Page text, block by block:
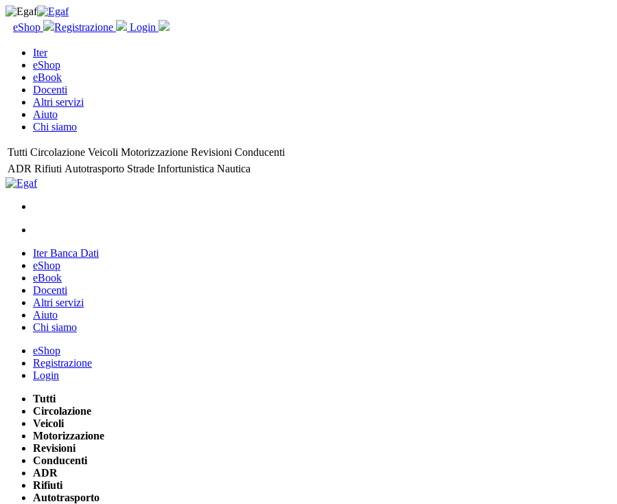
eShop Registrazione Login
Iter
eShop
eBook
Docenti
Altri servizi
Aiuto
Chi siamo
Tutti Circolazione Veicoli Motorizzazione Revisioni Conducenti
ADR Rifiuti Autotrasporto Strade Infortunistica Nautica
Iter Banca Dati
eShop
eBook
Docenti
Altri servizi
Aiuto
Chi siamo
eShop
Registrazione
Login
Tutti
Circolazione
Veicoli
Motorizzazione
Revisioni
Conducenti
ADR
Rifiuti
Autotrasporto